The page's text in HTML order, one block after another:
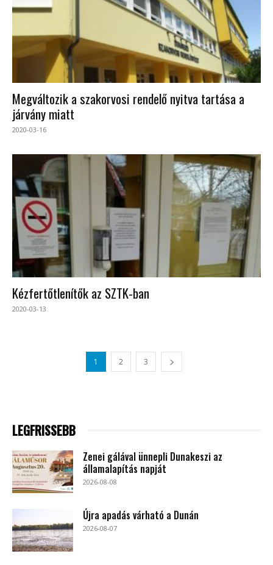
Megváltozik a szakorvosi rendelő nyitva tartása a
járvány miatt
2020-03-16
Kézfertőtlenítők az SZTK-ban
2020-03-13
1 2 3
LEGFRISSEBB
Zenei gálával ünnepli Dunakeszi az
államalapítás napját
2026-08-08
Újra apadás várható a Dunán
2026-08-07